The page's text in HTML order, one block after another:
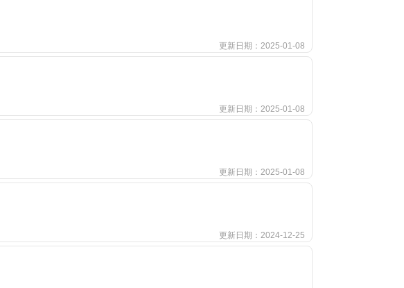
更新日期：2025-01-08
更新日期：2025-01-08
更新日期：2025-01-08
更新日期：2024-12-25